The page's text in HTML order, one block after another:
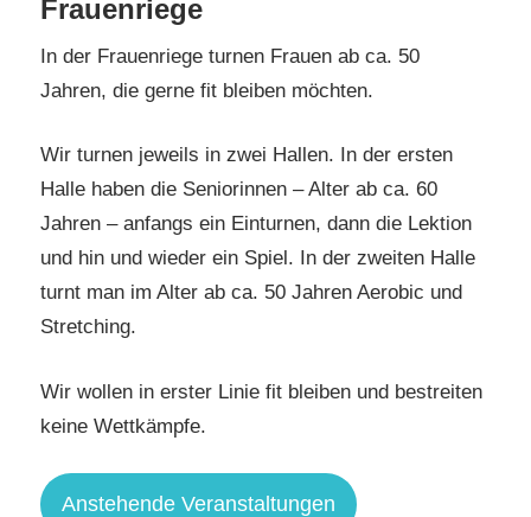
Frauenriege
In der Frauenriege turnen Frauen ab ca. 50
Jahren, die gerne fit bleiben möchten.
Wir turnen jeweils in zwei Hallen. In der ersten
Halle haben die Seniorinnen – Alter ab ca. 60
Jahren – anfangs ein Einturnen, dann die Lektion
und hin und wieder ein Spiel. In der zweiten Halle
turnt man im Alter ab ca. 50 Jahren Aerobic und
Stretching.
Wir wollen in erster Linie fit bleiben und bestreiten
keine Wettkämpfe.
Anstehende Veranstaltungen